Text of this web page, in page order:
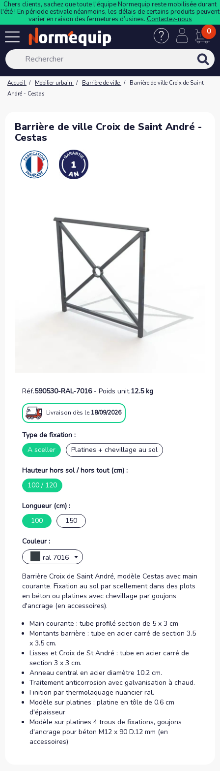
Chers clients, sachez que toute l'équipe Normequip reste mobilisée durant
l'été ! En période estivale néanmoins, les délais de certains produits peuvent
varier en raison des fermetures d’usines. Contactez-nous
0
Accueil Mobilier urbain Barrière de ville
Barrière de ville Croix de Saint
André - Cestas
Barrière de ville Croix de Saint André -
Cestas
Réf.590530-RAL-7016- Poids unit.12.5 kg
Livraison dès le 18/09/2026
Type de fixation :
A sceller
Platines + chevillage au sol
Hauteur hors sol / hors tout (cm) :
100 / 120
Longueur (cm) :
100
150
Couleur :
ral 7016
Barrière Croix de Saint André, modèle Cestas avec main
courante. Fixation au sol par scellement dans des plots
en béton ou platines avec chevillage par goujons
d'ancrage (en accessoires).
Main courante : tube profilé section de 5 x 3 cm
Montants barrière : tube en acier carré de section 3.5
x 3.5 cm.
Lisses et Croix de St André : tube en acier carré de
section 3 x 3 cm.
Anneau central en acier diamètre 10.2 cm.
Traitement anticorrosion avec galvanisation à chaud.
Finition par thermolaquage nuancier ral.
Modèle sur platines : platine en tôle de 0.6 cm
d'épaisseur
Modèle sur platines 4 trous de fixations, goujons
d'ancrage pour béton M12 x 90 D.12 mm (en
accessoires)